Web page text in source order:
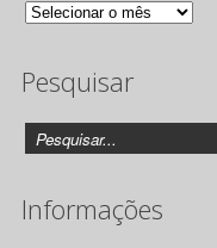
Arquivo
Releases
Pesquisar
Informações